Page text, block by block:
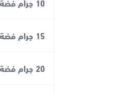
10 جرام فضة
15 جرام فضة
20 جرام فضة